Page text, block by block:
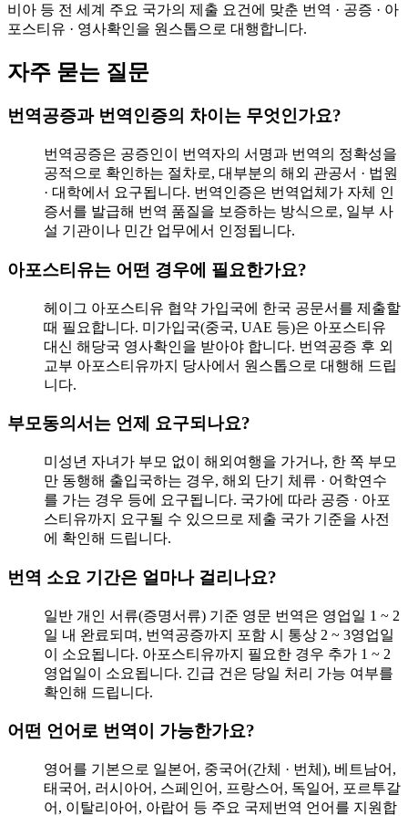
비아 등 전 세계 주요 국가의 제출 요건에 맞춘 번역 · 공증 · 아
포스티유 · 영사확인을 원스톱으로 대행합니다.
자주 묻는 질문
번역공증과 번역인증의 차이는 무엇인가요?
번역공증은 공증인이 번역자의 서명과 번역의 정확성을
공적으로 확인하는 절차로, 대부분의 해외 관공서 · 법원
· 대학에서 요구됩니다. 번역인증은 번역업체가 자체 인
증서를 발급해 번역 품질을 보증하는 방식으로, 일부 사
설 기관이나 민간 업무에서 인정됩니다.
아포스티유는 어떤 경우에 필요한가요?
헤이그 아포스티유 협약 가입국에 한국 공문서를 제출할
때 필요합니다. 미가입국(중국, UAE 등)은 아포스티유
대신 해당국 영사확인을 받아야 합니다. 번역공증 후 외
교부 아포스티유까지 당사에서 원스톱으로 대행해 드립
니다.
부모동의서는 언제 요구되나요?
미성년 자녀가 부모 없이 해외여행을 가거나, 한 쪽 부모
만 동행해 출입국하는 경우, 해외 단기 체류 · 어학연수
를 가는 경우 등에 요구됩니다. 국가에 따라 공증 · 아포
스티유까지 요구될 수 있으므로 제출 국가 기준을 사전
에 확인해 드립니다.
번역 소요 기간은 얼마나 걸리나요?
일반 개인 서류(증명서류) 기준 영문 번역은 영업일 1 ~ 2
일 내 완료되며, 번역공증까지 포함 시 통상 2 ~ 3영업일
이 소요됩니다. 아포스티유까지 필요한 경우 추가 1 ~ 2
영업일이 소요됩니다. 긴급 건은 당일 처리 가능 여부를
확인해 드립니다.
어떤 언어로 번역이 가능한가요?
영어를 기본으로 일본어, 중국어(간체 · 번체), 베트남어,
태국어, 러시아어, 스페인어, 프랑스어, 독일어, 포르투갈
어, 이탈리아어, 아랍어 등 주요 국제번역 언어를 지원합